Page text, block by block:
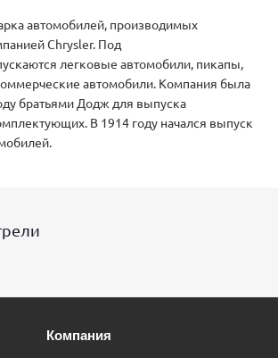
автомобилей, производимых
Chrysler. Под
легковые автомобили, пикапы,
автомобили. Компания была
братьями Додж для выпуска
В 1914 году начался выпуск
Компания